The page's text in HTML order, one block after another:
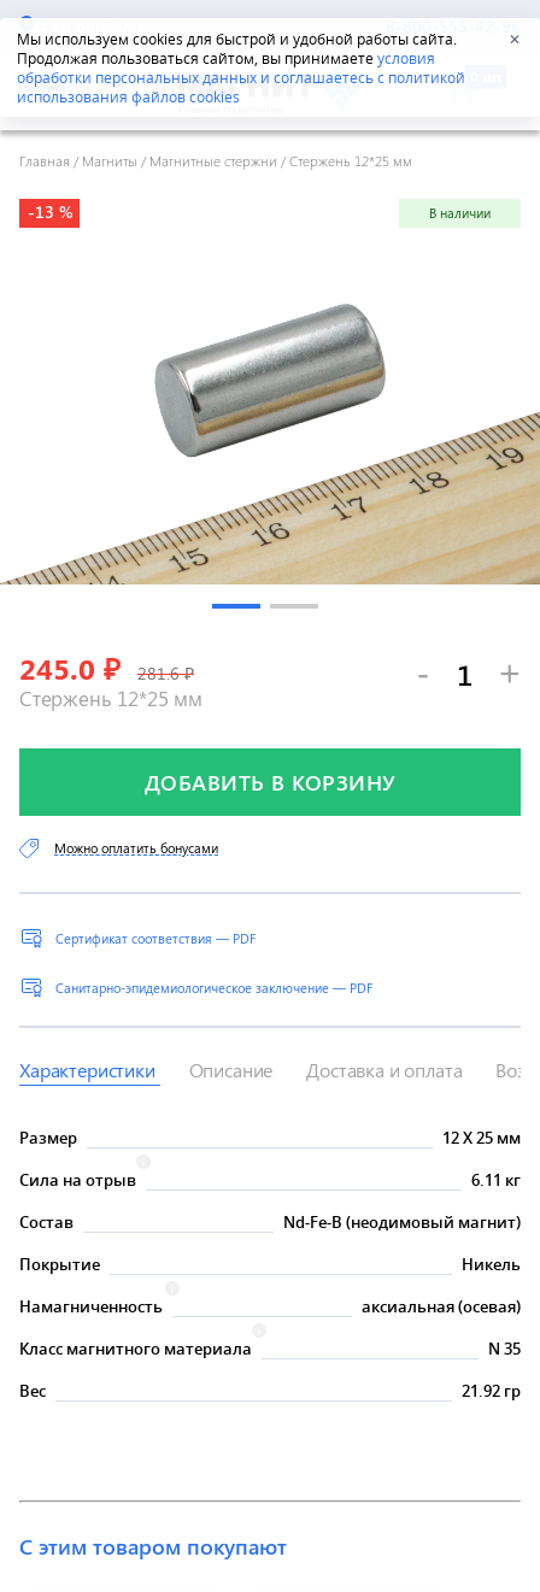
Мы используем cookies для быстрой и удобной работы сайта.
Продолжая пользоваться сайтом, вы принимаетеусловия
обработки персональных данных и соглашаетесь с политикой
использования файлов cookies
✕
Екатеринбург 8-800-555-42-96
Главная /Магниты /Магнитные стержни /Стержень 12*25 мм
-13 % В наличии
Стержень 12*25 мм
245.0 ₽ 281.6 ₽ - +
ДОБАВИТЬ В КОРЗИНУ
Сертификат соответствия — PDF
Санитарно-эпидемиологическое заключение — PDF
Можно оплатить бонусами
Характеристики Описание Доставка и оплата
Размер 12X25 мм
Сила на отрыв
6.11 кг
Состав
Nd-Fe-B (неодимовый магнит)
Покрытие
Никель
Намагниченность
аксиальная (осевая)
Класс магнитного материала
N 35
Вес
21.92 гр
С этим товаром покупают